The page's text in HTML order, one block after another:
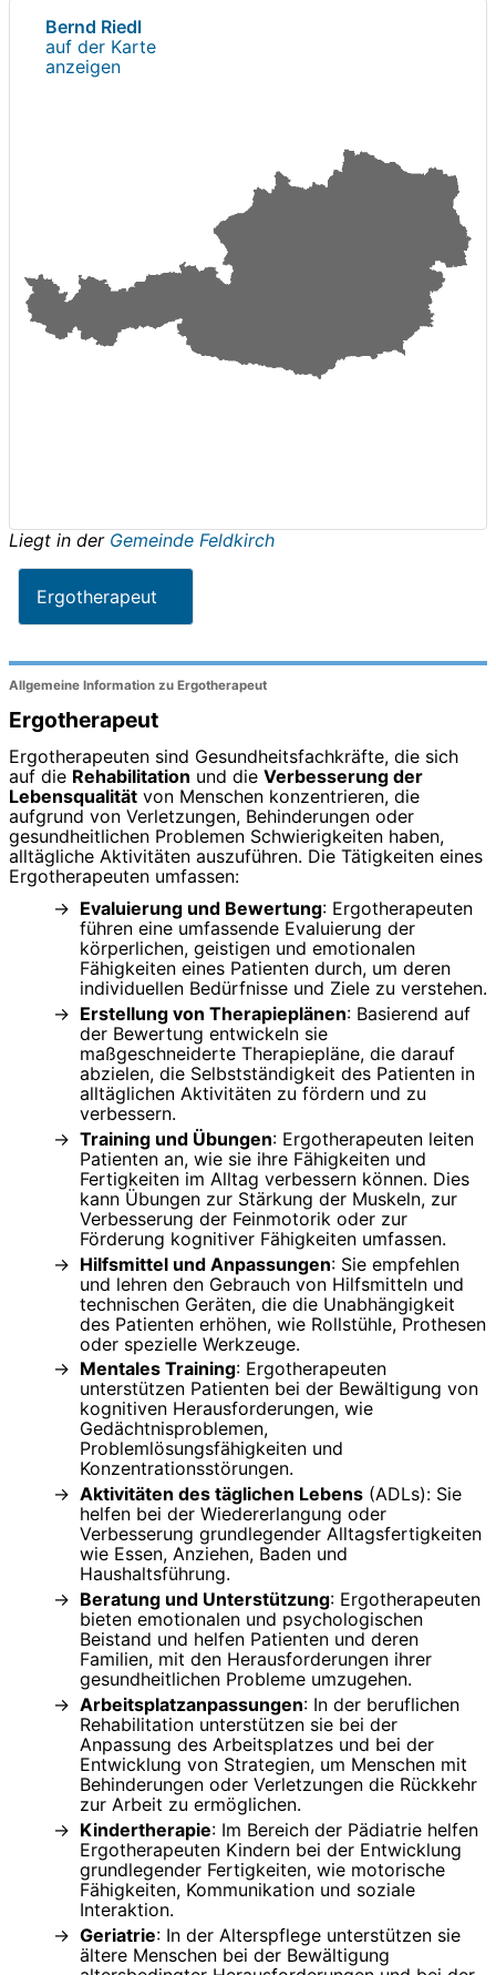
Bernd Riedl
auf der Karte
anzeigen
Liegt in der Gemeinde Feldkirch
Ergotherapeut
Allgemeine Information zu Ergotherapeut
Ergotherapeut
Ergotherapeuten sind Gesundheitsfachkräfte, die sich
auf die Rehabilitation und die Verbesserung der
Lebensqualität von Menschen konzentrieren, die
aufgrund von Verletzungen, Behinderungen oder
gesundheitlichen Problemen Schwierigkeiten haben,
alltägliche Aktivitäten auszuführen. Die Tätigkeiten eines
Ergotherapeuten umfassen:
Evaluierung und Bewertung: Ergotherapeuten
führen eine umfassende Evaluierung der
körperlichen, geistigen und emotionalen
Fähigkeiten eines Patienten durch, um deren
individuellen Bedürfnisse und Ziele zu verstehen.
Erstellung von Therapieplänen: Basierend auf
der Bewertung entwickeln sie
maßgeschneiderte Therapiepläne, die darauf
abzielen, die Selbstständigkeit des Patienten in
alltäglichen Aktivitäten zu fördern und zu
verbessern.
Training und Übungen: Ergotherapeuten leiten
Patienten an, wie sie ihre Fähigkeiten und
Fertigkeiten im Alltag verbessern können. Dies
kann Übungen zur Stärkung der Muskeln, zur
Verbesserung der Feinmotorik oder zur
Förderung kognitiver Fähigkeiten umfassen.
Hilfsmittel und Anpassungen: Sie empfehlen
und lehren den Gebrauch von Hilfsmitteln und
technischen Geräten, die die Unabhängigkeit
des Patienten erhöhen, wie Rollstühle, Prothesen
oder spezielle Werkzeuge.
Mentales Training: Ergotherapeuten
unterstützen Patienten bei der Bewältigung von
kognitiven Herausforderungen, wie
Gedächtnisproblemen,
Problemlösungsfähigkeiten und
Konzentrationsstörungen.
Aktivitäten des täglichen Lebens (ADLs): Sie
helfen bei der Wiedererlangung oder
Verbesserung grundlegender Alltagsfertigkeiten
wie Essen, Anziehen, Baden und
Haushaltsführung.
Beratung und Unterstützung: Ergotherapeuten
bieten emotionalen und psychologischen
Beistand und helfen Patienten und deren
Familien, mit den Herausforderungen ihrer
gesundheitlichen Probleme umzugehen.
Arbeitsplatzanpassungen: In der beruflichen
Rehabilitation unterstützen sie bei der
Anpassung des Arbeitsplatzes und bei der
Entwicklung von Strategien, um Menschen mit
Behinderungen oder Verletzungen die Rückkehr
zur Arbeit zu ermöglichen.
Kindertherapie: Im Bereich der Pädiatrie helfen
Ergotherapeuten Kindern bei der Entwicklung
grundlegender Fertigkeiten, wie motorische
Fähigkeiten, Kommunikation und soziale
Interaktion.
Geriatrie: In der Alterspflege unterstützen sie
ältere Menschen bei der Bewältigung